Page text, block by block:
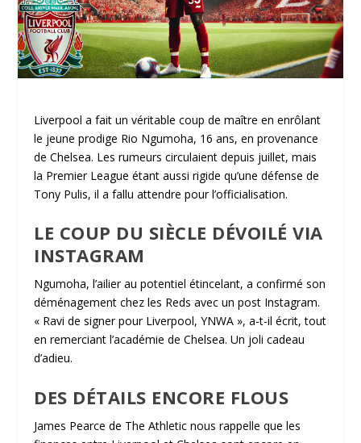
Liverpool a fait un véritable coup de maître en enrôlant
le jeune prodige Rio Ngumoha, 16 ans, en provenance
de Chelsea. Les rumeurs circulaient depuis juillet, mais
la Premier League étant aussi rigide qu’une défense de
Tony Pulis, il a fallu attendre pour l’officialisation.
LE COUP DU SIÈCLE DÉVOILÉ VIA
INSTAGRAM
Ngumoha, l’ailier au potentiel étincelant, a confirmé son
déménagement chez les Reds avec un post Instagram.
« Ravi de signer pour Liverpool, YNWA », a-t-il écrit, tout
en remerciant l’académie de Chelsea. Un joli cadeau
d’adieu.
DES DÉTAILS ENCORE FLOUS
James Pearce de The Athletic nous rappelle que les